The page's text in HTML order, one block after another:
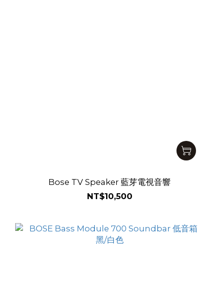
Bose TV Speaker 藍芽電視音響
NT$10,500